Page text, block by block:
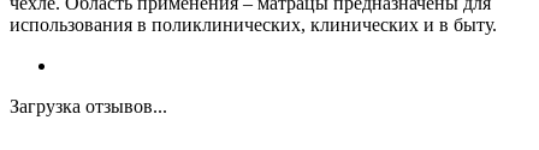
использования в поликлинических, клинических и в быту.
Загрузка отзывов...